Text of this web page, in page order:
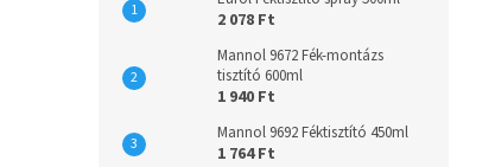
2 078 Ft
Mannol 9672 Fék-montázs
tisztító 600ml
1 940 Ft
Mannol 9692 Féktisztító 450ml
1 764 Ft